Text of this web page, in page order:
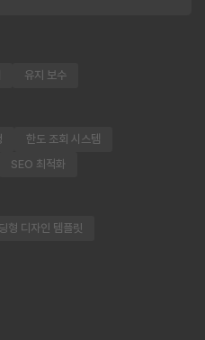
유지 보수
한도 조회 시스템
SEO 최적화
형 디자인 템플릿